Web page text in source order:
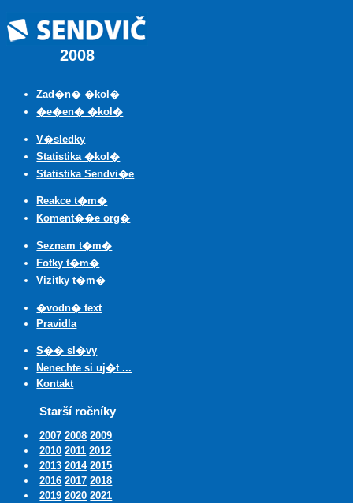
2008
Zad�n� �kol�
�e�en� �kol�
V�sledky
Statistika �kol�
Statistika Sendvi�e
Reakce t�m�
Koment��e org�
Seznam t�m�
Fotky t�m�
Vizitky t�m�
�vodn� text
Pravidla
S�� sl�vy
Nenechte si uj�t ...
Kontakt
Starší ročníky
2007 2008 2009
2010 2011 2012
2013 2014 2015
2016 2017 2018
2019 2020 2021